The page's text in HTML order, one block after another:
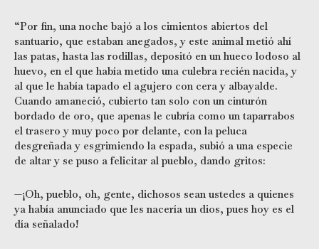
“Por fin, una noche bajó a los cimientos abiertos del
santuario, que estaban anegados, y este animal metió ahí
las patas, hasta las rodillas, depositó en un hueco lodoso al
huevo, en el que había metido una culebra recién nacida, y
al que le había tapado el agujero con cera y albayalde.
Cuando amaneció, cubierto tan solo con un cinturón
bordado de oro, que apenas le cubría como un taparrabos
el trasero y muy poco por delante, con la peluca
desgreñada y esgrimiendo la espada, subió a una especie
de altar y se puso a felicitar al pueblo, dando gritos:
—¡Oh, pueblo, oh, gente, dichosos sean ustedes a quienes
ya había anunciado que les nacería un dios, pues hoy es el
día señalado!